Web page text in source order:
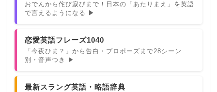
おでんから侘び寂びまで！日本の「あたりまえ」を英語
で言えるようになる ▶
恋愛英語フレーズ1040
「今夜ひま？」から告白・プロポーズまで28シーン
別・音声つき ▶
最新スラング英語・略語辞典